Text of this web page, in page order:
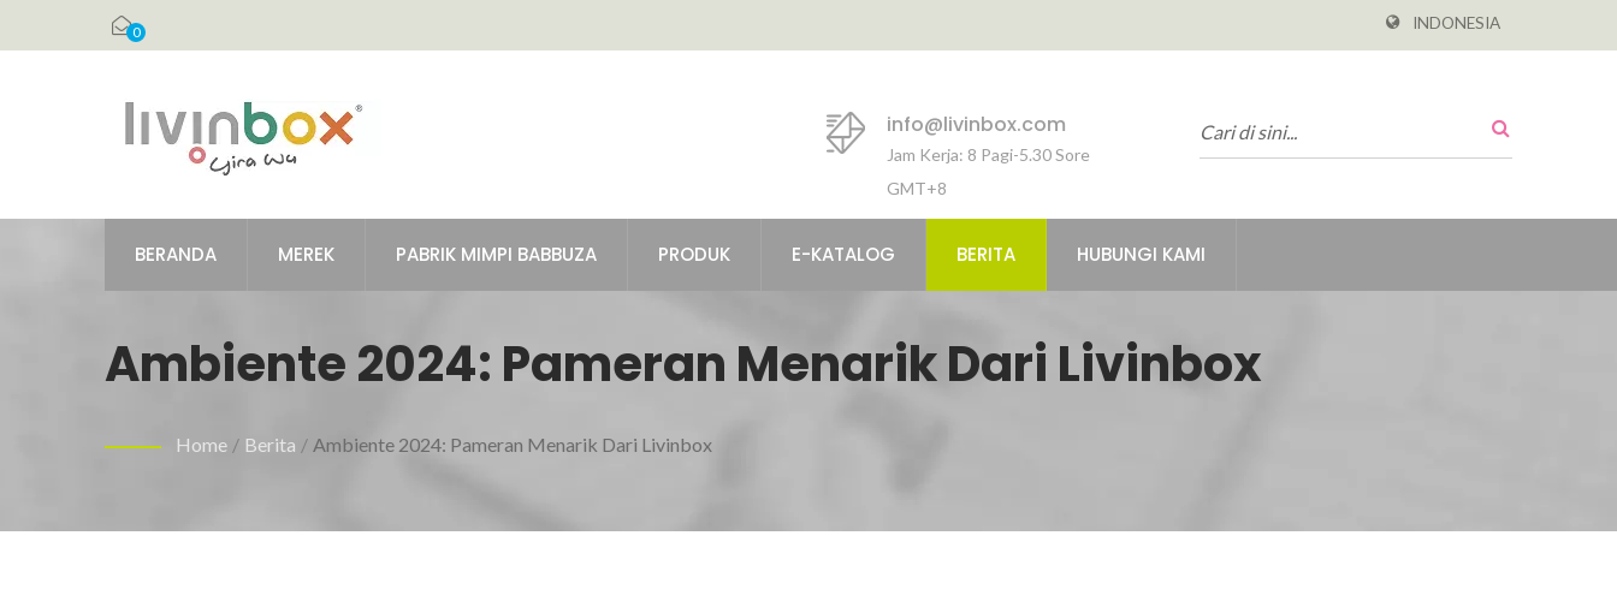
0 INDONESIA
info@livinbox.com
Jam Kerja: 8 Pagi-5.30 Sore
GMT+8
BERANDA MEREK PABRIK MIMPI BABBUZA PRODUK E-KATALOG BERITA HUBUNGI KAMI
Ambiente 2024: Pameran Menarik Dari Livinbox
Home / Berita / Ambiente 2024: Pameran Menarik Dari Livinbox